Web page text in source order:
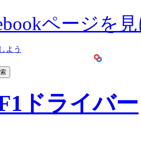
ページを
よう
ドライバー